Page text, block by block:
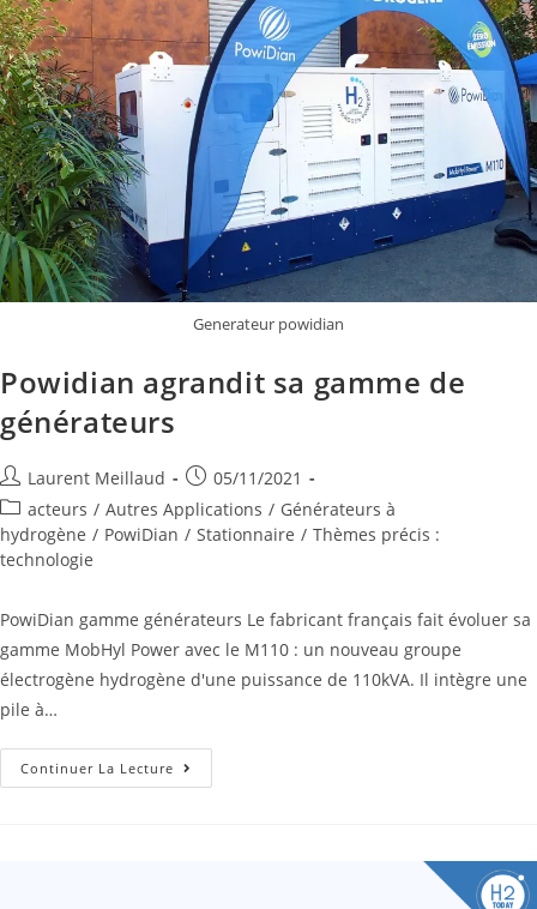
Generateur powidian
Powidian agrandit sa gamme de
générateurs
Laurent Meillaud
05/11/2021
acteurs / Autres Applications / Générateurs à
hydrogène / PowiDian / Stationnaire / Thèmes précis :
technologie
PowiDian gamme générateurs Le fabricant français fait évoluer sa
gamme MobHyl Power avec le M110 : un nouveau groupe
électrogène hydrogène d'une puissance de 110kVA. Il intègre une
pile à…
Continuer La Lecture